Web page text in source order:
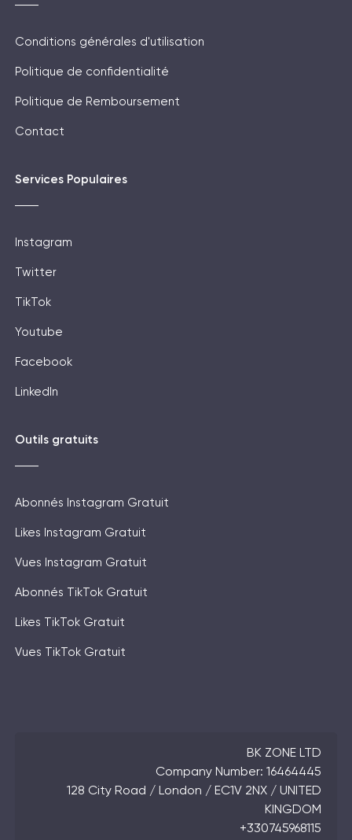
Conditions générales d'utilisation
Politique de confidentialité
Politique de Remboursement
Contact
Services Populaires
Instagram
Twitter
TikTok
Youtube
Facebook
LinkedIn
Outils gratuits
Abonnés Instagram Gratuit
Likes Instagram Gratuit
Vues Instagram Gratuit
Abonnés TikTok Gratuit
Likes TikTok Gratuit
Vues TikTok Gratuit
BK ZONE LTD
Company Number: 16464445
128 City Road / London / EC1V 2NX / UNITED
KINGDOM
+330745968115